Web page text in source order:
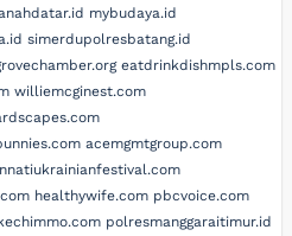
mybudaya.id
simerdupolresbatang.id
eatdrinkdishmpls.com
williemcginest.com
acemgmtgroup.com
healthywife.com pbcvoice.com
polresmanggaraitimur.id